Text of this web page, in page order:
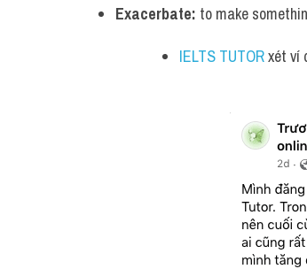
Exacerbate: to make
IELTS TUTOR xét ví